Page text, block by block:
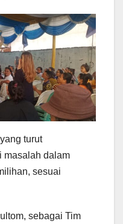
turut
masalah dalam
sesuai
sebagai Tim